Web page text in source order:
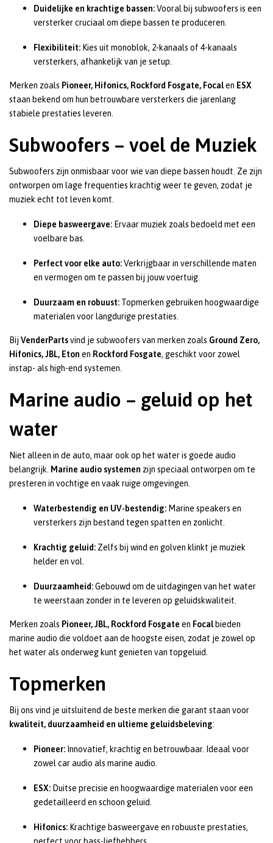
Duidelijke en krachtige bassen:Vooral bij subwoofers is een
versterker cruciaal om diepe bassen te produceren.
Flexibiliteit: Kies uit monoblok, 2-kanaals of 4-kanaals
versterkers, afhankelijk van je setup.
Merken zoals Pioneer, Hifonics, Rockford Fosgate, Focalen ESX
staan bekend om hun betrouwbare versterkers die jarenlang
stabiele prestaties leveren.
Subwoofers – voel de Muziek
Subwoofers zijn onmisbaar voor wie van diepe bassen houdt. Ze zijn
ontworpen om lage frequenties krachtig weer te geven, zodat je
muziek echt tot leven komt.
Diepe basweergave: Ervaar muziek zoals bedoeld met een
voelbare bas.
Perfect voor elke auto:Verkrijgbaar in verschillende maten
en vermogen om te passen bij jouw voertuig.
Duurzaam en robuust: Topmerken gebruiken hoogwaardige
materialen voor langdurige prestaties.
Bij VenderPartsvind je subwoofers van merken zoals Ground Zero,
Hifonics, JBL, Eton en Rockford Fosgate, geschikt voor zowel
instap- als high-end systemen.
Marine audio – geluid op het
water
Niet alleen in de auto, maar ook op het water is goede audio
belangrijk. Marine audio systemen zijn speciaal ontworpen om te
presteren in vochtige en vaak ruige omgevingen.
Waterbestendig en UV-bestendig: Marine speakers en
versterkers zijn bestand tegen spatten en zonlicht.
Krachtig geluid: Zelfs bij wind en golven klinkt je muziek
helder en vol.
Duurzaamheid:Gebouwd om de uitdagingen van het water
te weerstaan zonder in te leveren op geluidskwaliteit.
Merken zoals Pioneer, JBL, Rockford Fosgate en Focalbieden
marine audio die voldoet aan de hoogste eisen, zodat je zowel op
het water als onderweg kunt genieten van topgeluid.
Topmerken
Bij ons vind je uitsluitend de beste merken die garant staan voor
kwaliteit, duurzaamheid en ultieme geluidsbeleving:
Pioneer: Innovatief, krachtig en betrouwbaar. Ideaal voor
zowel car audio als marine audio.
ESX: Duitse precisie en hoogwaardige materialen voor een
gedetailleerd en schoon geluid.
Hifonics: Krachtige basweergave en robuuste prestaties,